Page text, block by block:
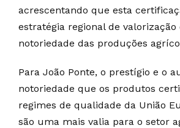
acrescentando que esta
estratégia regional de
notoriedade das produções
Para João Ponte, o prestígio e o
notoriedade que os produtos
regimes de qualidade da União
são uma mais valia para o setor